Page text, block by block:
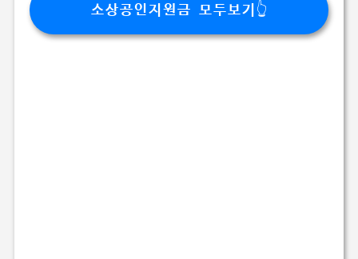
소상공인지원금 모두보기👆